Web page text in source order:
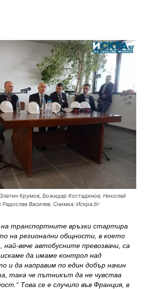
Крумов, Божидар Костадинов, Николай
Василев. Снимка: Искра.бг
на транспортните връзки стартира
на регионални общности, в което
най-вече автобусните превозвачи, са
искаме да имаме контрол над
и да направим по един добър начин
така че пътникът да не чувства
Това се е случило във Франция, в